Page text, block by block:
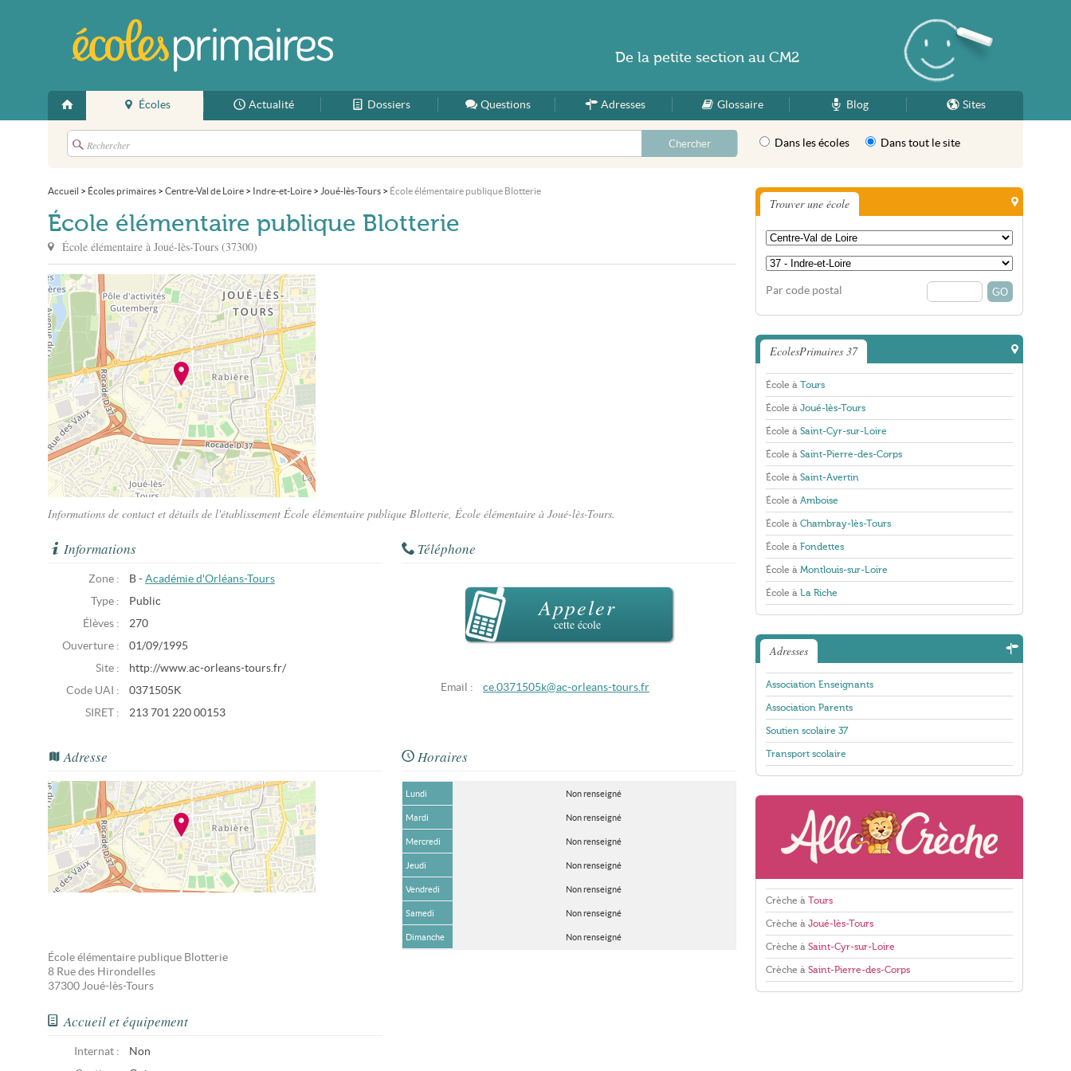
Accueil
Écoles Actualité Dossiers Questions Adresses Glossaire Blog Sites
Dans les écoles Dans tout le site
Accueil > Écoles primaires > Centre-Val de Loire > Indre-et-Loire > Joué-lès-Tours > École élémentaire publique Blotterie
École élémentaire publique Blotterie
École élémentaire à Joué-lès-Tours (37300)
Informations de contact et détails de l'établissement École élémentaire publique Blotterie, École élémentaire à Joué-lès-Tours.
Informations
Zone : B - Académie d'Orléans-Tours
Type :
Public
Élèves :
270
Ouverture :
01/09/1995
Site :
http://www.ac-orleans-tours.fr/
Code UAI :
0371505K
SIRET :
213 701 220 00153
Téléphone
Appeler
cette école
Email : ce.0371505k@ac-orleans-tours.fr
Adresse
École élémentaire publique Blotterie
8 Rue des Hirondelles
37300 Joué-lès-Tours
Horaires
Lundi Non renseigné
Mardi Non renseigné
Mercredi Non renseigné
Jeudi Non renseigné
Vendredi Non renseigné
Samedi Non renseigné
Dimanche Non renseigné
Accueil et équipement
Internat :
Non
Trouver une école
Par code postal
EcolesPrimaires 37
École à Tours
École à Joué-lès-Tours
École à Saint-Cyr-sur-Loire
École à Saint-Pierre-des-Corps
École à Saint-Avertin
École à Amboise
École à Chambray-lès-Tours
École à Fondettes
École à Montlouis-sur-Loire
École à La Riche
Adresses
Association Enseignants
Association Parents
Soutien scolaire 37
Transport scolaire
Crèche à Tours
Crèche à Joué-lès-Tours
Crèche à Saint-Cyr-sur-Loire
Crèche à Saint-Pierre-des-Corps
De la petite section au CM2